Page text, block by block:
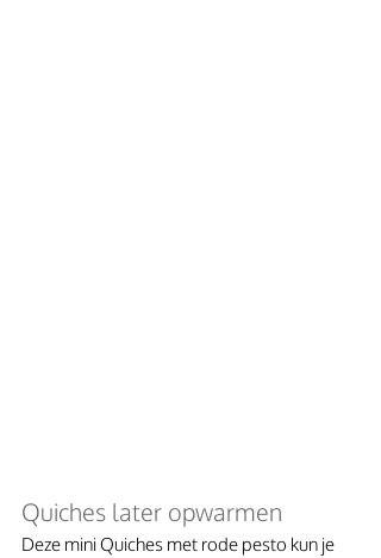
Quiches later opwarmen
Deze mini Quiches met rode pesto kun je